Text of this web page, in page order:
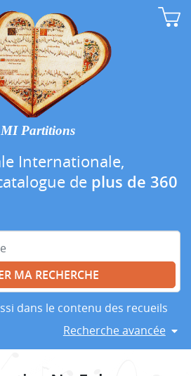
Partitions
Internationale,
de plus de 360
dans le contenu des recueils
Recherche avancée